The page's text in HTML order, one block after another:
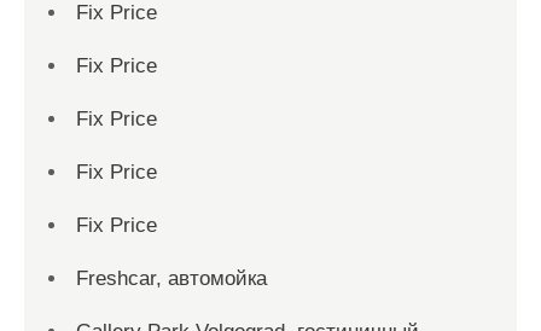
Fix Price
Fix Price
Fix Price
Fix Price
Fix Price
Freshcar, автомойка